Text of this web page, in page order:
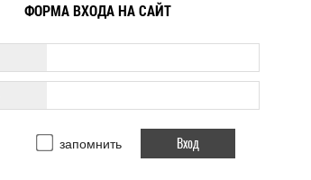
ФОРМА ВХОДА НА САЙТ
запомнить